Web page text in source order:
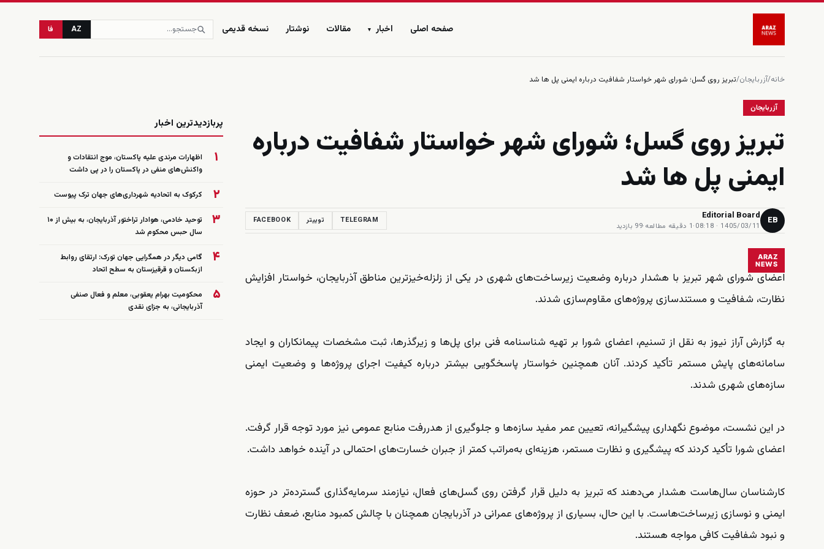
صفحه اصلی اخبار ▾ مقالات نوشتار نسخه قدیمی AZ فا
خانه/آزربایجان/تبريز روى گسل؛ شوراى شهر خواستار شفافيت درباره ايمنى پل ها شد
آزربایجان
تبريز روى گسل؛ شوراى شهر خواستار شفافيت درباره
ايمنى پل ها شد
EB
Editorial Board
1405/03/11 · 08:18
·1 دقیقه مطالعه ·99 بازدید
TELEGRAM توییتر FACEBOOK
ARAZ
NEWS
اعضای شورای شهر تبریز با هشدار درباره وضعیت زیرساخت‌های شهری در یکی از زلزله‌خیزترین مناطق آذربایجان، خواستار افزایش
نظارت، شفافیت و مستندسازی پروژه‌های مقاوم‌سازی شدند.
به گزارش آراز نیوز به نقل از تسنیم، اعضای شورا بر تهیه شناسنامه فنی برای پل‌ها و زیرگذرها، ثبت مشخصات پیمانکاران و ایجاد
سامانه‌های پایش مستمر تأکید کردند. آنان همچنین خواستار پاسخگویی بیشتر درباره کیفیت اجرای پروژه‌ها و وضعیت ایمنی
سازه‌های شهری شدند.
در این نشست، موضوع نگهداری پیشگیرانه، تعیین عمر مفید سازه‌ها و جلوگیری از هدررفت منابع عمومی نیز مورد توجه قرار گرفت.
اعضای شورا تأکید کردند که پیشگیری و نظارت مستمر، هزینه‌ای به‌مراتب کمتر از جبران خسارت‌های احتمالی در آینده خواهد داشت.
کارشناسان سال‌هاست هشدار می‌دهند که تبریز به دلیل قرار گرفتن روی گسل‌های فعال، نیازمند سرمایه‌گذاری گسترده‌تر در حوزه
ایمنی و نوسازی زیرساخت‌هاست. با این حال، بسیاری از پروژه‌های عمرانی در آذربایجان همچنان با چالش کمبود منابع، ضعف نظارت
و نبود شفافیت کافی مواجه هستند.
پربازدیدترین اخبار
۱
اظهارات مرندی علیه پاکستان، موج انتقادات و
واکنش‌های منفی در پاکستان را در پی داشت
۲ کرکوک به اتحادیه شهرداری‌های جهان ترک پیوست
۳
توحید خادمی، هوادار تراختور آذربایجان، به بیش از ۱۰
سال حبس محکوم شد
۴
گامی دیگر در همگرایی جهان تورک: ارتقای روابط
ازبکستان و قرقیزستان به سطح اتحاد
۵
محکومیت بهرام یعقوبی، معلم و فعال صنفی
آذربایجانی، به جزای نقدی